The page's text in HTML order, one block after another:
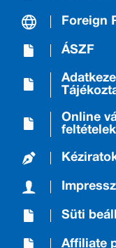
Foreign
ÁSZF
Online
feltételek
Süti
Affiliate